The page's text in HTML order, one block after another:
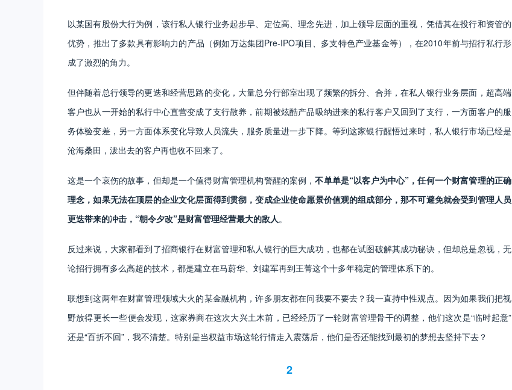
以某国有股份大行为例，该行私人银行业务起步早、定位高、理念先进，加上领导层面的重视，凭借其在投行和资管的
优势，推出了多款具有影响力的产品（例如万达集团Pre-IPO项目、多支特色产业基金等），在2010年前与招行私行形
成了激烈的角力。
但伴随着总行领导的更迭和经营思路的变化，大量总分行部室出现了频繁的拆分、合并，在私人银行业务层面，超高端
客户也从一开始的私行中心直营变成了支行散养，前期被炫酷产品吸纳进来的私行客户又回到了支行，一方面客户的服
务体验变差，另一方面体系变化导致人员流失，服务质量进一步下降。等到这家银行醒悟过来时，私人银行市场已经是
沧海桑田，泼出去的客户再也收不回来了。
这是一个哀伤的故事，但却是一个值得财富管理机构警醒的案例，不单单是“以客户为中心”，任何一个财富管理的正确
理念，如果无法在顶层的企业文化层面得到贯彻，变成企业使命愿景价值观的组成部分，那不可避免就会受到管理人员
更迭带来的冲击，“朝令夕改”是财富管理经营最大的敌人 。
反过来说，大家都看到了招商银行在财富管理和私人银行的巨大成功，也都在试图破解其成功秘诀，但却总是忽视，无
论招行拥有多么高超的技术，都是建立在马蔚华、刘建军再到王菁这个十多年稳定的管理体系下的。
联想到这两年在财富管理领域大火的某金融机构，许多朋友都在问我要不要去？我一直持中性观点。因为如果我们把视
野放得更长一些便会发现，这家券商在这次大兴土木前，已经经历了一轮财富管理骨干的调整，他们这次是“临时起意”
还是“百折不回”，我不清楚。特别是当权益市场这轮行情走入震荡后，他们是否还能找到最初的梦想去坚持下去？
2